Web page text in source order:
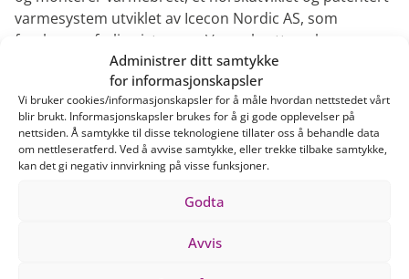
Administrer ditt samtykke
for informasjonskapsler
Vi bruker cookies/informasjonskapsler for å måle hvordan nettstedet vårt
blir brukt. Informasjonskapsler brukes for å gi gode opplevelser på
nettsiden. Å samtykke til disse teknologiene tillater oss å behandle data
om nettleseratferd. Ved å avvise samtykke, eller trekke tilbake samtykke,
kan det gi negativ innvirkning på visse funksjoner.
Godta
Avvis
varmesystem utviklet av Icecon Nordic AS, som
forebygger farlige istapper. Varmebrettene kommer
ferdig integrert med varmekabel og er
effektivt og enkelt å installere.
Få isfrie takrenner og lavere